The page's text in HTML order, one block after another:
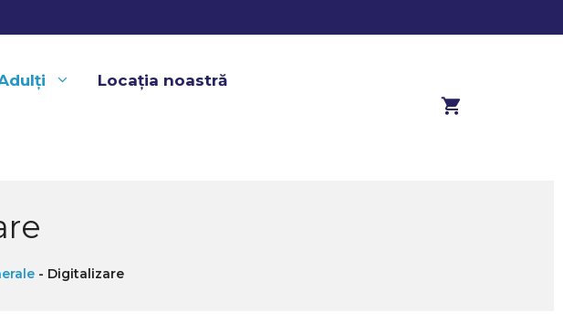
Locația noastră
- Digitalizare